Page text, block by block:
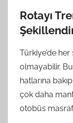
Rotayı
Türkiye’de
olmayabilir.
hatlarına
çok daha
otobüs